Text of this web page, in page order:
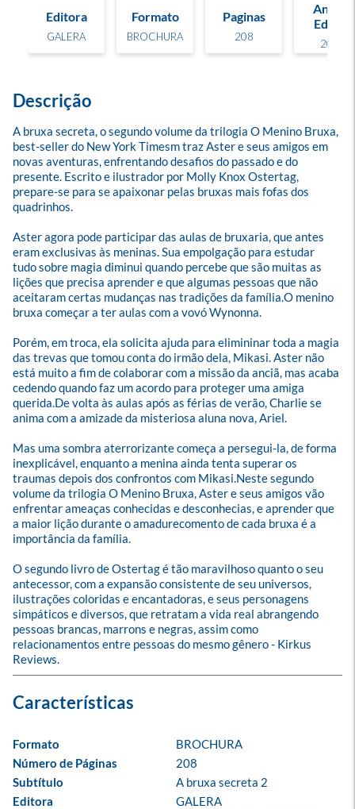
Editora
GALERA
Formato
BROCHURA
Paginas
208
Ano de
Edição
2023
Descrição
A bruxa secreta, o segundo volume da trilogia O Menino Bruxa,
best-seller do New York Timesm traz Aster e seus amigos em
novas aventuras, enfrentando desafios do passado e do
presente. Escrito e ilustrador por Molly Knox Ostertag,
prepare-se para se apaixonar pelas bruxas mais fofas dos
quadrinhos.
Aster agora pode participar das aulas de bruxaria, que antes
eram exclusivas às meninas. Sua empolgação para estudar
tudo sobre magia diminui quando percebe que são muitas as
lições que precisa aprender e que algumas pessoas que não
aceitaram certas mudanças nas tradições da família.O menino
bruxa começar a ter aulas com a vovó Wynonna.
Porém, em troca, ela solicita ajuda para elimininar toda a magia
das trevas que tomou conta do irmão dela, Mikasi. Aster não
está muito a fim de colaborar com a missão da anciã, mas acaba
cedendo quando faz um acordo para proteger uma amiga
querida.De volta às aulas após as férias de verão, Charlie se
anima com a amizade da misteriosa aluna nova, Ariel.
Mas uma sombra aterrorizante começa a persegui-la, de forma
inexplicável, enquanto a menina ainda tenta superar os
traumas depois dos confrontos com Mikasi.Neste segundo
volume da trilogia O Menino Bruxa, Aster e seus amigos vão
enfrentar ameaças conhecidas e desconhecias, e aprender que
a maior lição durante o amadurecomento de cada bruxa é a
importância da família.
O segundo livro de Ostertag é tão maravilhoso quanto o seu
antecessor, com a expansão consistente de seu universos,
ilustrações coloridas e encantadoras, e seus personagens
simpáticos e diversos, que retratam a vida real abrangendo
pessoas brancas, marrons e negras, assim como
relacionamentos entre pessoas do mesmo gênero - Kirkus
Reviews.
Formato
BROCHURA
Número de Páginas
208
Subtítulo
A bruxa secreta 2
Editora
GALERA